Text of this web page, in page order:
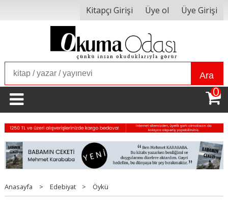
Kitapçı Girişi Üye ol Üye Girişi
Ara
0
Anasayfa > Edebiyat > Öykü